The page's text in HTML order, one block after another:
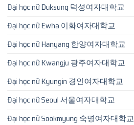
Đại học nữ Duksung 덕성여자대학교
Đại học nữ Ewha 이화여자대학교
Đại học nữ Hanyang 한양여자대학교
Đại học nữ Kwangju 광주여자대학교
Đại học nữ Kyungin 경인여자대학교
Đại học nữ Seoul 서울여자대학교
Đại học nữ Sookmyung 숙명여자대학교